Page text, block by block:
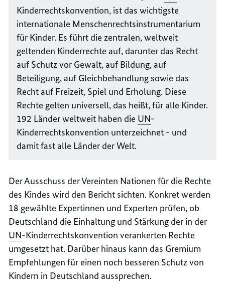
Kinderrechtskonvention, ist das wichtigste
internationale Menschenrechtsinstrumentarium
für Kinder. Es führt die zentralen, weltweit
geltenden Kinderrechte auf, darunter das Recht
auf Schutz vor Gewalt, auf Bildung, auf
Beteiligung, auf Gleichbehandlung sowie das
Recht auf Freizeit, Spiel und Erholung. Diese
Rechte gelten universell, das heißt, für alle Kinder.
192 Länder weltweit haben die UN-
Kinderrechtskonvention unterzeichnet - und
damit fast alle Länder der Welt.
Der Ausschuss der Vereinten Nationen für die Rechte
des Kindes wird den Bericht sichten. Konkret werden
18 gewählte Expertinnen und Experten prüfen, ob
Deutschland die Einhaltung und Stärkung der in der
UN-Kinderrechtskonvention verankerten Rechte
umgesetzt hat. Darüber hinaus kann das Gremium
Empfehlungen für einen noch besseren Schutz von
Kindern in Deutschland aussprechen.